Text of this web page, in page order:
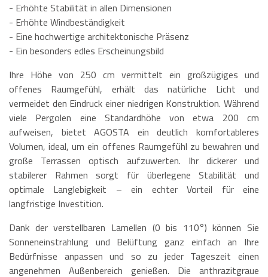
- Erhöhte Stabilität in allen Dimensionen
- Erhöhte Windbeständigkeit
- Eine hochwertige architektonische Präsenz
- Ein besonders edles Erscheinungsbild
Ihre Höhe von 250 cm vermittelt ein großzügiges und
offenes Raumgefühl, erhält das natürliche Licht und
vermeidet den Eindruck einer niedrigen Konstruktion. Während
viele Pergolen eine Standardhöhe von etwa 200 cm
aufweisen, bietet AGOSTA ein deutlich komfortableres
Volumen, ideal, um ein offenes Raumgefühl zu bewahren und
große Terrassen optisch aufzuwerten. Ihr dickerer und
stabilerer Rahmen sorgt für überlegene Stabilität und
optimale Langlebigkeit – ein echter Vorteil für eine
langfristige Investition.
Dank der verstellbaren Lamellen (0 bis 110°) können Sie
Sonneneinstrahlung und Belüftung ganz einfach an Ihre
Bedürfnisse anpassen und so zu jeder Tageszeit einen
angenehmen Außenbereich genießen. Die anthrazitgraue